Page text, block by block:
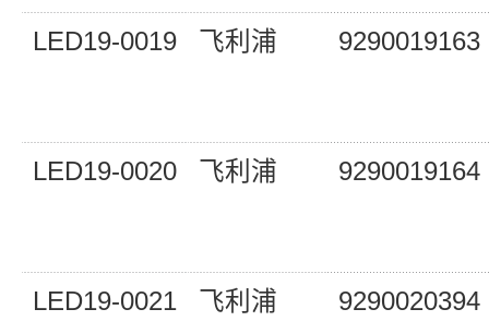
LED19-0019 飞利浦 9290019163
LED19-0020 飞利浦 9290019164
LED19-0021 飞利浦 9290020394